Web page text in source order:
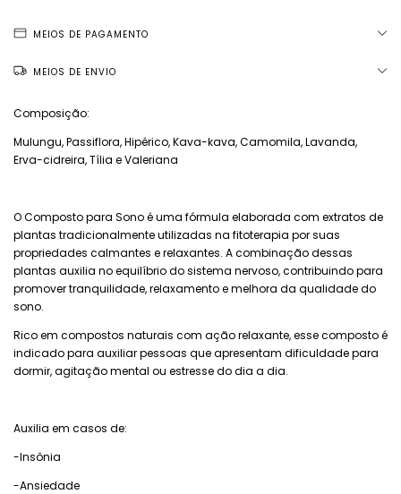
MEIOS DE PAGAMENTO
MEIOS DE ENVIO
Composição:
Mulungu, Passiflora, Hipérico, Kava-kava, Camomila, Lavanda,
Erva-cidreira, Tília e Valeriana
O Composto para Sono é uma fórmula elaborada com extratos de
plantas tradicionalmente utilizadas na fitoterapia por suas
propriedades calmantes e relaxantes. A combinação dessas
plantas auxilia no equilíbrio do sistema nervoso, contribuindo para
promover tranquilidade, relaxamento e melhora da qualidade do
sono.
Rico em compostos naturais com ação relaxante, esse composto é
indicado para auxiliar pessoas que apresentam dificuldade para
dormir, agitação mental ou estresse do dia a dia.
Auxilia em casos de:
-Insônia
-Ansiedade